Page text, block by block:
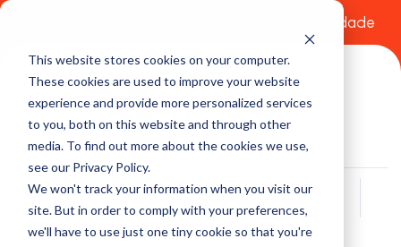
This website stores cookies on your computer.
These cookies are used to improve your website
experience and provide more personalized services
to you, both on this website and through other
media. To find out more about the cookies we use,
see our Privacy Policy.
We won't track your information when you visit our
site. But in order to comply with your preferences,
we'll have to use just one tiny cookie so that you're
Política de Privacidade
Buscar